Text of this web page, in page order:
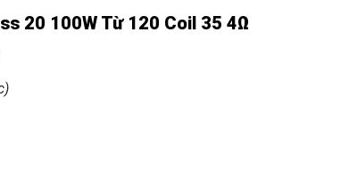
20 100W Từ 120 Coil 35 4Ω